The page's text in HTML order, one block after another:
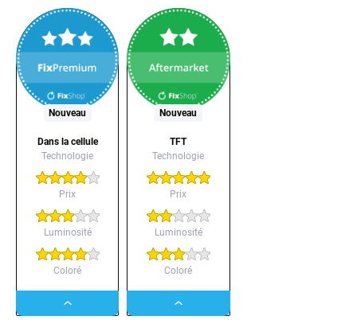
button
button
Nouveau
Dans la cellule
Technologie
Prix
Luminosité
Coloré
Dropdown
Nouveau
TFT
Technologie
Prix
Luminosité
Coloré
Dropdown